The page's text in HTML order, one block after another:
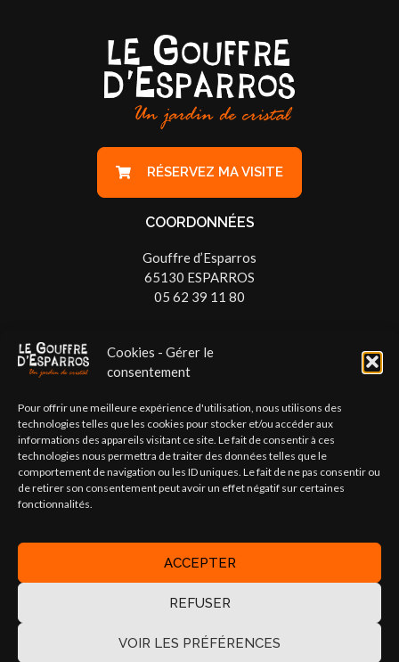
Cookies - Gérer le
consentement
Pour offrir une meilleure expérience d'utilisation, nous utilisons des
technologies telles que les cookies pour stocker et/ou accéder aux
informations des appareils visitant ce site. Le fait de consentir à ces
technologies nous permettra de traiter des données telles que le
comportement de navigation ou les ID uniques. Le fait de ne pas consentir ou
de retirer son consentement peut avoir un effet négatif sur certaines
fonctionnalités.
ACCEPTER
REFUSER
VOIR LES PRÉFÉRENCES
RÉSERVEZ MA VISITE
COORDONNÉES
Gouffre d’Esparros
65130 ESPARROS
05 62 39 11 80
SUIVEZ-NOUS
NOS PARTENAIRES
Espace Préhistoire de Labastide
Office de tourisme Cœur des Pyrénées
FFTS